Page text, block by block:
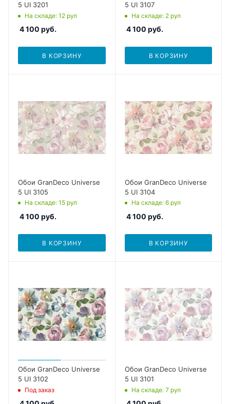
5 UI 3201
На складе: 12 рул
4 100 руб.
В КОРЗИНУ
5 UI 3107
На складе: 2 рул
4 100 руб.
В КОРЗИНУ
Обои GranDeco Universe
5 UI 3105
На складе: 15 рул
4 100 руб.
В КОРЗИНУ
Обои GranDeco Universe
5 UI 3104
На складе: 6 рул
4 100 руб.
В КОРЗИНУ
Обои GranDeco Universe
5 UI 3102
Под заказ
Обои GranDeco Universe
5 UI 3101
На складе: 7 рул